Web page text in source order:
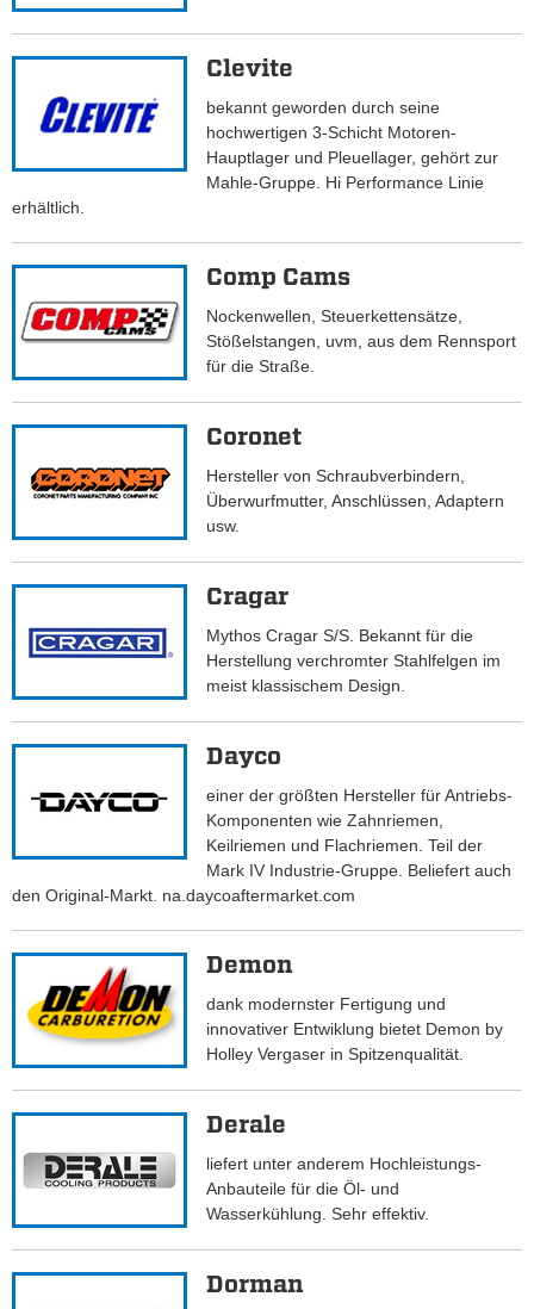
Clevite
bekannt geworden durch seine
hochwertigen 3-Schicht Motoren-
Hauptlager und Pleuellager, gehört zur
Mahle-Gruppe. Hi Performance Linie
erhältlich.
Comp Cams
Nockenwellen, Steuerkettensätze,
Stößelstangen, uvm, aus dem Rennsport
für die Straße.
Coronet
Hersteller von Schraubverbindern,
Überwurfmutter, Anschlüssen, Adaptern
usw.
Cragar
Mythos Cragar S/S. Bekannt für die
Herstellung verchromter Stahlfelgen im
meist klassischem Design.
Dayco
einer der größten Hersteller für Antriebs-
Komponenten wie Zahnriemen,
Keilriemen und Flachriemen. Teil der
Mark IV Industrie-Gruppe. Beliefert auch
den Original-Markt. na.daycoaftermarket.com
Demon
dank modernster Fertigung und
innovativer Entwiklung bietet Demon by
Holley Vergaser in Spitzenqualität.
Derale
liefert unter anderem Hochleistungs-
Anbauteile für die Öl- und
Wasserkühlung. Sehr effektiv.
Dorman